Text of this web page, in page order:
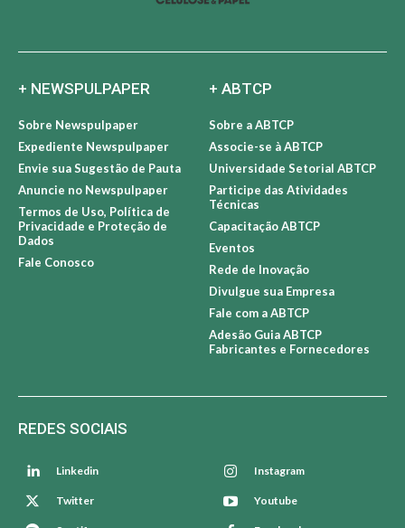
+ NEWSPULPAPER
Sobre Newspulpaper
Expediente Newspulpaper
Envie sua Sugestão de Pauta
Anuncie no Newspulpaper
Termos de Uso, Política de
Privacidade e Proteção de
Dados
Fale Conosco
+ ABTCP
Sobre a ABTCP
Associe-se à ABTCP
Universidade Setorial ABTCP
Participe das Atividades
Técnicas
Capacitação ABTCP
Eventos
Rede de Inovação
Divulgue sua Empresa
Fale com a ABTCP
Adesão Guia ABTCP
Fabricantes e Fornecedores
REDES SOCIAIS
Linkedin Instagram
Twitter Youtube